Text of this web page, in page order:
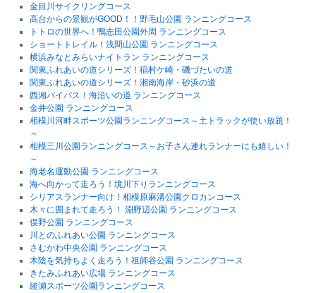
金目川サイクリングコース
高台からの景観がGOOD！！野毛山公園 ランニングコース
トトロの世界へ！鴨志田公園外周 ランニングコース
ショートトレイル！浅間山公園 ランニングコース
横浜みなとみらいナイトラン ランニングコース
関東ふれあいの道シリーズ！稲村ケ崎・磯づたいの道
関東ふれあいの道シリーズ！湘南海岸・砂浜の道
西湘バイパス！海沿いの道 ランニングコース
金井公園 ランニングコース
相模川河畔スポーツ公園ランニングコース～土トラックが使い放題！
～
相模三川公園ランニングコース～お子さん連れランナーにも嬉しい！
～
海老名運動公園 ランニングコース
海へ向かって走ろう！境川下りランニングコース
シリアスランナー向け！相模原麻溝公園クロカンコース
木々に囲まれて走ろう！ 淵野辺公園 ランニングコース
俣野公園 ランニングコース
川とのふれあい公園 ランニングコース
さむかわ中央公園 ランニングコース
木陰を気持ちよく走ろう！祖師谷公園 ランニングコース
きたみふれあい広場 ランニングコース
綾瀬スポーツ公園ランニングコース